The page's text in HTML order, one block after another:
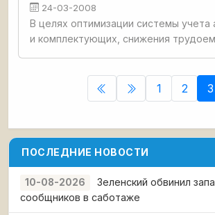
24-03-2008
В целях оптимизации системы учета
и комплектующих, снижения
планирует внедрить в
1 2 3
ПОСЛЕДНИЕ НОВОСТИ
10-08-2026
Зеленский обвинил
сообщников в саботаже